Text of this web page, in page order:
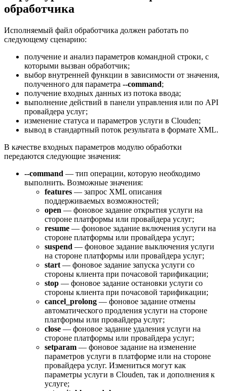
обработчика
Исполняемый файл обработчика должен работать по
следующему сценарию:
получение и анализ параметров командной строки, с
которыми вызван обработчик;
выбор внутренней функции в зависимости от значения,
полученного для параметра --command;
получение входных данных из потока ввода;
выполнение действий в панели управления или по API
провайдера услуг;
изменение статуса и параметров услуги в Clouden;
вывод в стандартный поток результата в формате XML.
В качестве входных параметров модулю обработки
передаются следующие значения:
--command — тип операции, которую необходимо
выполнить. Возможные значения:
features — запрос XML описания
поддерживаемых возможностей;
open — фоновое задание открытия услуги на
стороне платформы или провайдера услуг;
resume — фоновое задание включения услуги на
стороне платформы или провайдера услуг;
suspend — фоновое задание выключения услуги
на стороне платформы или провайдера услуг;
start — фоновое задание запуска услуги со
стороны клиента при почасовой тарификации;
stop — фоновое задание остановки услуги со
стороны клиента при почасовой тарификации;
cancel_prolong — фоновое задание отмены
автоматического продления услуги на стороне
платформы или провайдера услуг;
close — фоновое задание удаления услуги на
стороне платформы или провайдера услуг;
setparam — фоновое задание на изменение
параметров услуги в платформе или на стороне
провайдера услуг. Измениться могут как
параметры услуги в Clouden, так и дополнения к
услуге;